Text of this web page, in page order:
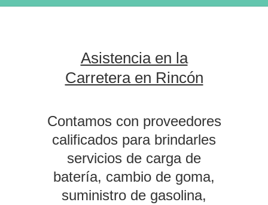
Asistencia en la
Carretera en Rincón
Contamos con proveedores
calificados para brindarles
servicios de carga de
batería, cambio de goma,
suministro de gasolina,